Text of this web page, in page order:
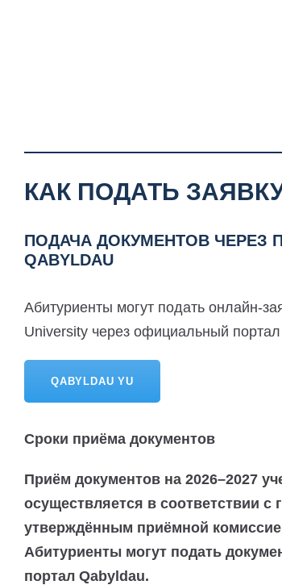
КАК ПОДАТЬ
ПОДАЧА ДОКУМЕНТОВ ЧЕРЕЗ
QABYLDAU
Абитуриенты могут подать онлайн-
University через официальный
QABYLDAU YU
Сроки приёма документов
Приём документов на 2026–2027
осуществляется в соответствии с
утверждённым приёмной
Абитуриенты могут подать
портал Qabyldau.